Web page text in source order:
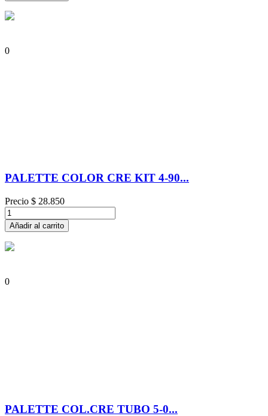
0
PALETTE COLOR CRE KIT 4-90...
Precio $ 28.850
Añadir al carrito
0
PALETTE COL.CRE TUBO 5-0...